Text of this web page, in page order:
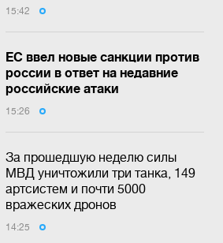
15:42
ЕС ввел новые санкции против
россии в ответ на недавние
российские атаки
15:26
За прошедшую неделю силы
МВД уничтожили три танка, 149
артсистем и почти 5000
вражеских дронов
14:25